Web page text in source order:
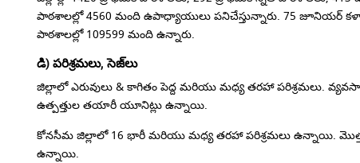
పాఠశాలల్లో 4560 మంది ఉపాధ్యాయులు పనిచేస్తున్నారు. 75 జూనియర్
పాఠశాలల్లో 109599 మంది ఉన్నారు.
డి) పరిశ్రమలు, సెజ్‌లు
జిల్లాలో ఎరువులు & కాగితం పెద్ద మరియు మధ్య తరహా పరిశ్రమలు.
ఉత్పత్తుల తయారీ యూనిట్లు ఉన్నాయి.
కోనసీమ జిల్లాలో 16 భారీ మరియు మధ్య తరహా పరిశ్రమలు ఉన్నాయి.
ఉన్నాయి.